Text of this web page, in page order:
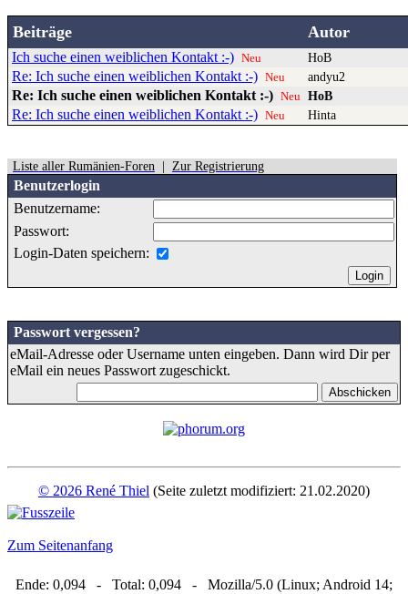
Beiträge Autor
Ich suche einen weiblichen Kontakt :-) Neu HoB
Re: Ich suche einen weiblichen Kontakt :-) Neu andyu2
Re: Ich suche einen weiblichen Kontakt :-) Neu HoB
Re: Ich suche einen weiblichen Kontakt :-) Neu Hinta
Liste aller Rumänien-Foren Zur Registrierung
Benutzerlogin
Benutzername:
Passwort:
Login-Daten speichern:
Passwort vergessen?
eMail-Adresse oder Username unten eingeben. Dann wird Dir per
eMail ein neues Passwort zugeschickt.
© 2026 René Thiel (Seite zuletzt modifiziert: 21.02.2020)
Zum Seitenanfang
Ende: 0,094 - Total: 0,094 - Mozilla/5.0 (Linux; Android 14;